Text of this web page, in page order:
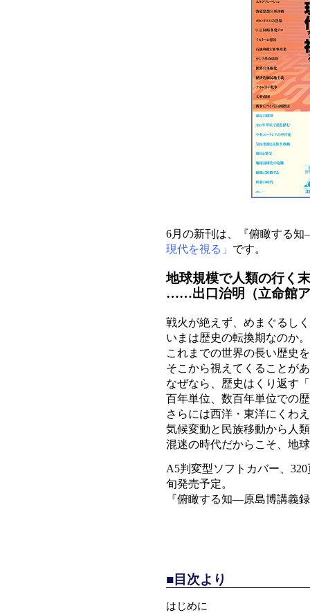
6月の新刊は、『俯瞰する
現代を視る」 です。
地球規模で人類の行く
……出口治明（立命館
戦火が絶えず、めまぐるし
いまは歴史の転換期なのか。
これまでの世界の長い歴史
そこから視えてくることが
なぜなら、歴史はくり返す
百年単位、数百年単位での
さらには西洋・東洋にくわ
気候変動と民族移動から人
混迷の時代だからこそ、地
A5判変型ソフトカバー、
旬発売予定。
『俯瞰する知—原島博講義
■目次より
はじめに